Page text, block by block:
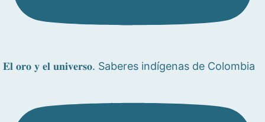
𝐄𝐥 𝐨𝐫𝐨 𝐲 𝐞𝐥 𝐮𝐧𝐢𝐯𝐞𝐫𝐬𝐨. Saberes indígenas de Colombia